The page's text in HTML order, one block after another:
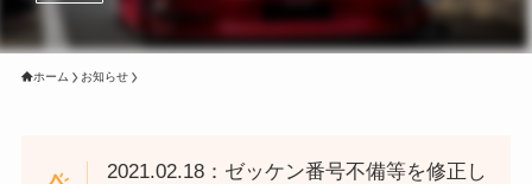
ホーム お知らせ
2021.02.18：ゼッケン番号不備等を修正し